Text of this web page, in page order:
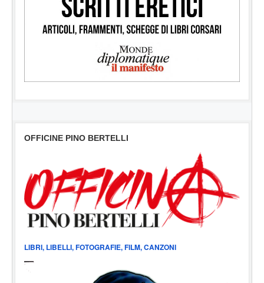
OFFICINE PINO BERTELLI
LIBRI, LIBELLI, FOTOGRAFIE, FILM, CANZONI